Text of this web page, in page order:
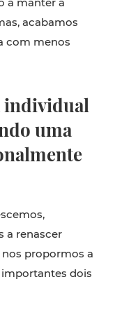
acabamos
com menos
individual
uma
a renascer
nos propormos a
importantes dois